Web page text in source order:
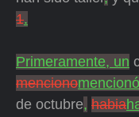
1.
Primeramente, un
mencionomencionó
de octubre, habia